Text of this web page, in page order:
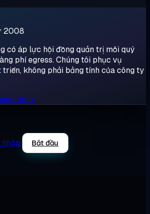
2008
có áp lực hội đồng quản trị mỗi quý
phí egress. Chúng tôi phục vụ
không phải bảng tính của công ty
tôi →
Bắt đầu